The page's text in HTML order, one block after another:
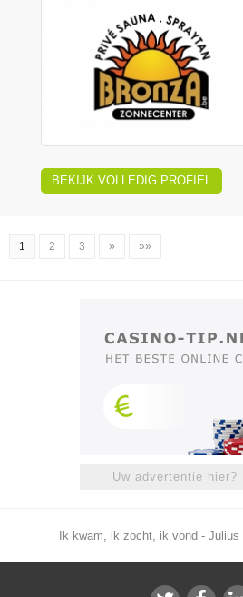
BEKIJK VOLLEDIG PROFIEL
1 2 3 » »»
Uw advertentie hier?
Ik kwam, ik zocht, ik vond - Julius